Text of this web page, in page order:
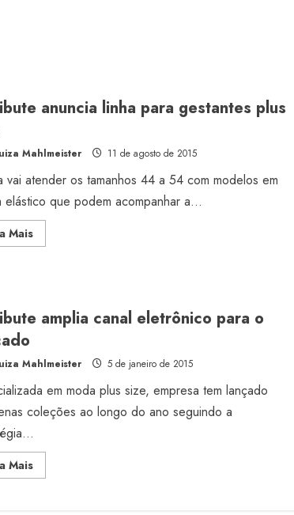
anuncia linha para gestantes plus
Mahlmeister 11 de agosto de 2015
vai atender os tamanhos 44 a 54 com modelos em
elástico que podem acompanhar a...
MaisRead
more
gestantes
plus
amplia canal eletrônico para o
Mahlmeister 5 de janeiro de 2015
em moda plus size, empresa tem lançado
coleções ao longo do ano seguindo a
MaisRead
more